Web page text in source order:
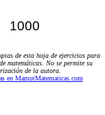
1000
de esta hoja de ejercicios para
matemáticas. No se permite su
de la autora.
en MamutMatematicas.com